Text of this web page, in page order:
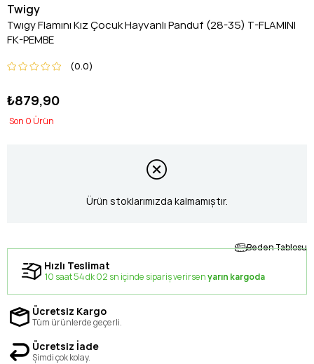
Twigy
Twıgy Flamını Kız Çocuk Hayvanlı Panduf (28-35) T-FLAMINI
FK-PEMBE
0.0
₺879,90
0
Ürün stoklarımızda kalmamıştır.
Beden Tablosu
Hızlı Teslimat
10 saat 54 dk 02 sn içinde sipariş verirsenyarın kargoda
Ücretsiz Kargo
Tüm ürünlerde geçerli.
Ücretsiz İade
Şimdi çok kolay.